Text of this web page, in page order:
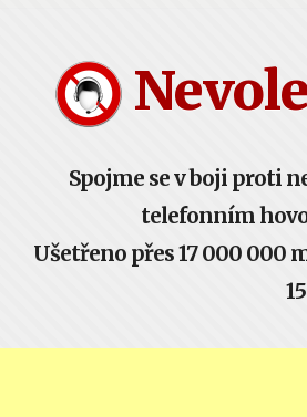
Spojme se v boji proti
telefonním
Ušetřeno přes 17 000 000